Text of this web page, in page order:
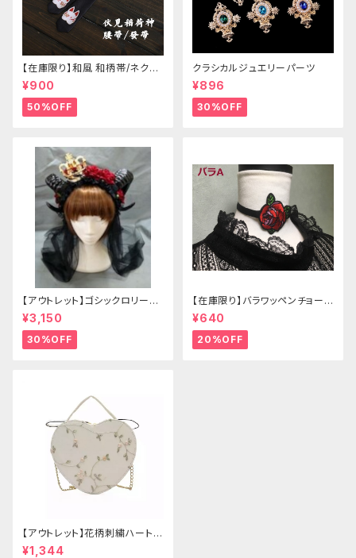
【在庫限り】和風 和柄帯/ネクタ
イ/リボン（狐面/金魚
¥900
50%OFF
クラシカルジュエリーパーツ
¥896
30%OFF
【アウトレット】ゴシックロリータ
ゴールドクラウン＆ホーン(ヴェ
ール付き)
¥3,150
30%OFF
【在庫限り】バラワッペンチョーカ
ー
¥640
20%OFF
【アウトレット】花柄刺繍ハートバ
ッグ
¥1,344